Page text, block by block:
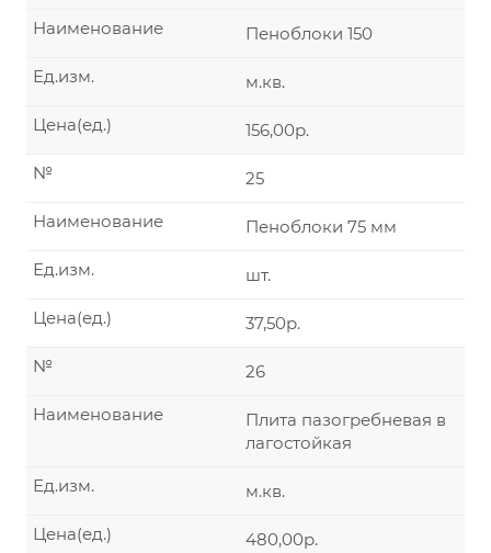
Пеноблоки 150
Наименование
м.кв.
Ед.изм.
156,00р.
Цена(ед.)
25
№
Пеноблоки 75 мм
Наименование
шт.
Ед.изм.
37,50р.
Цена(ед.)
26
№
Плита пазогребневая в
лагостойкая
Наименование
м.кв.
Ед.изм.
480,00р.
Цена(ед.)